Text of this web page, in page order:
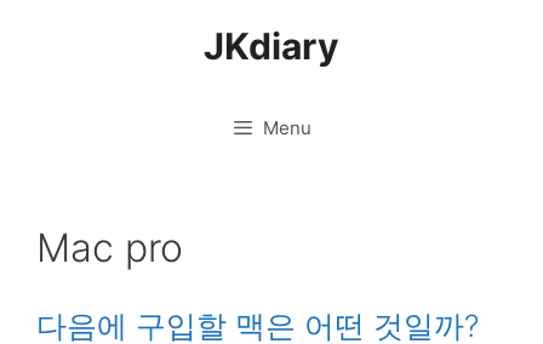
JKdiary
Menu
Mac pro
다음에 구입할 맥은 어떤 것일까?